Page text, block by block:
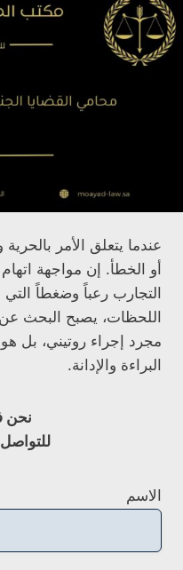
عندما يتعلق الأمر
أو الخطأ. إن مواجهة
التجارب رعباً وضغطاً
اللحظات، يصبح البحث عن
مجرد إجراء روتيني، بل
البراءة والإدانة.
نحن
الاسم